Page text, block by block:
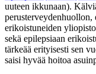
uuteen ikkunaan).
perusterveydenhuollon,
erikoistuneiden
sekä epilepsiaan
tärkeää erityisesti sen
saisi hyvää hoitoa